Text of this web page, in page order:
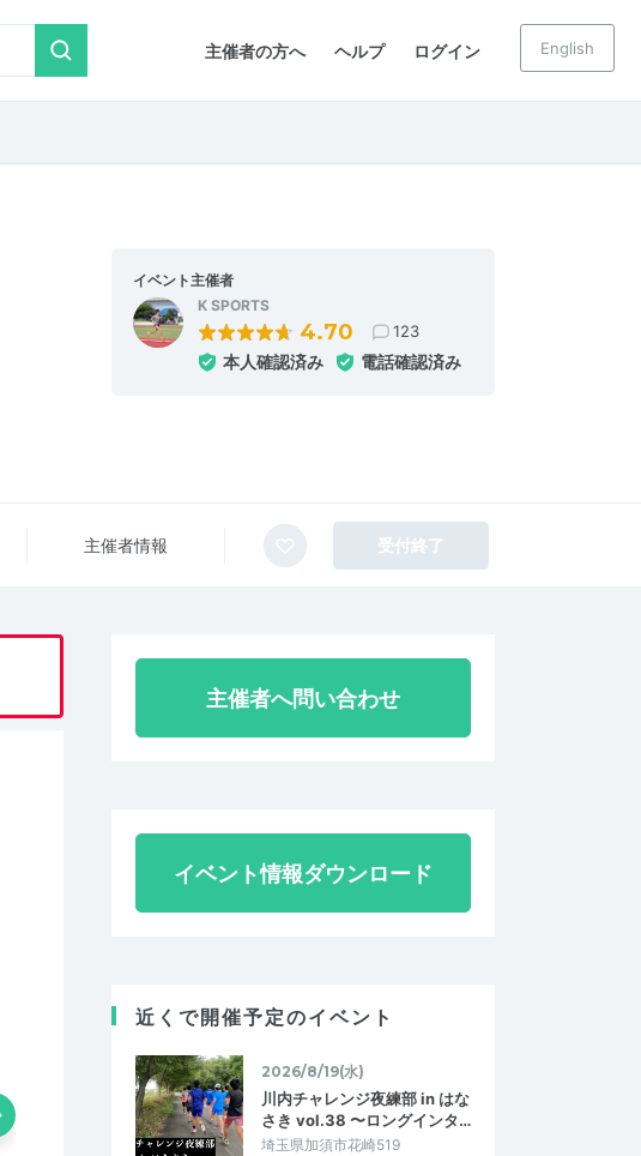
主催者の方へ ヘルプ ログイン English
イベント主催者
K SPORTS
4.70 123
本人確認済み 電話確認済み
主催者情報 受付終了
主催者へ問い合わせ
イベント情報ダウンロード
近くで開催予定のイベント
2026/8/19(水)
川内チャレンジ夜練部 in はな
さき vol.38 〜ロングインタ…
埼玉県加須市花崎519